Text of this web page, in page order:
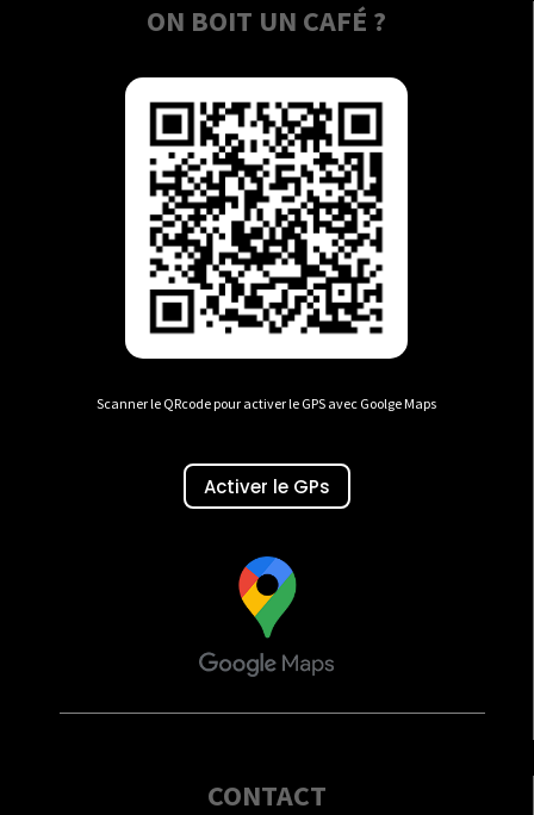
ON BOIT UN CAFÉ ?
Scanner le QRcode pour activer le GPS avec Goolge Maps
Activer le GPs
CONTACT